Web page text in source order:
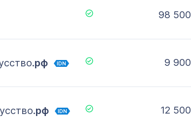
98 500
рф IDN 9 900
рф IDN 12 500